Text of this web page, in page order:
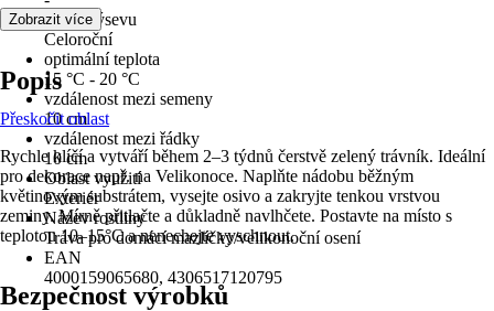
Doba výsevu
Celoroční
optimální teplota
15 °C - 20 °C
vzdálenost mezi semeny
10 cm
vzdálenost mezi řádky
10 cm
Oblast využití
Exteriér
Název rostliny
Tráva pro domácí mazlíčky/velikonoční osení
EAN
4000159065680, 4306517120795
Zobrazit více
Popis
Přeskočit oblast
Rychle klíčí a vytváří během 2–3 týdnů čerstvě zelený trávník. Ideální
pro dekorace např. na Velikonoce. Naplňte nádobu běžným
květinovým substrátem, vysejte osivo a zakryjte tenkou vrstvou
zeminy. Mírně přitlačte a důkladně navlhčete. Postavte na místo s
teplotou 10–15°C a nenechejte vyschnout.
Bezpečnost výrobků